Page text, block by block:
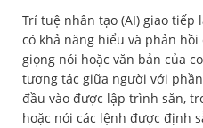
Trí tuệ nhân tạo (AI) giao
có khả năng hiểu và phản
giọng nói hoặc văn bản của
tương tác giữa người với
đầu vào được lập trình sẵn,
hoặc nói các lệnh được định